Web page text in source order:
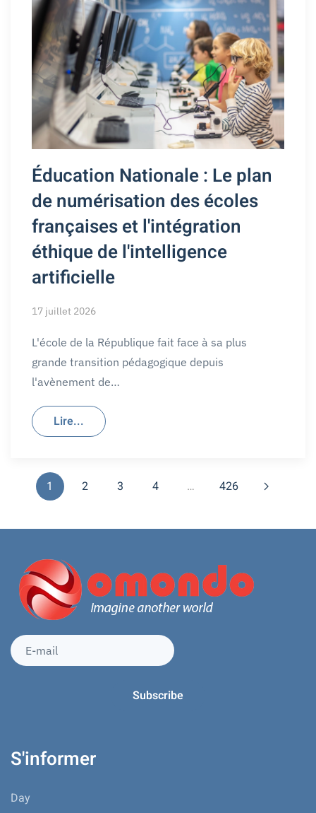
Éducation Nationale : Le plan
de numérisation des écoles
françaises et l'intégration
éthique de l'intelligence
artificielle
17 juillet 2026
L'école de la République fait face à sa plus
grande transition pédagogique depuis
l'avènement de…
Lire...
1 2 3 4 … 426
S'informer
Day